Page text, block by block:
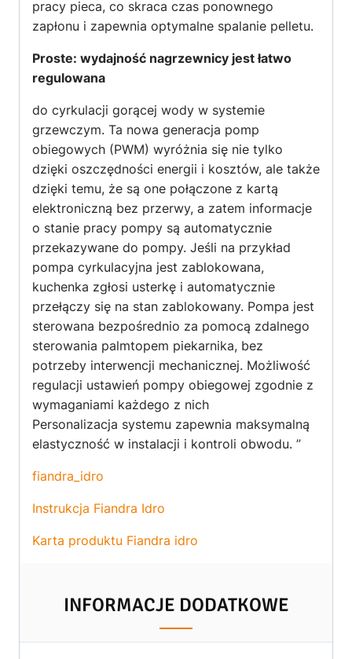
pracy pieca, co skraca czas ponownego
zapłonu i zapewnia optymalne spalanie pelletu.
Proste: wydajność nagrzewnicy jest łatwo
regulowana
do cyrkulacji gorącej wody w systemie
grzewczym. Ta nowa generacja pomp
obiegowych (PWM) wyróżnia się nie tylko
dzięki oszczędności energii i kosztów, ale także
dzięki temu, że są one połączone z kartą
elektroniczną bez przerwy, a zatem informacje
o stanie pracy pompy są automatycznie
przekazywane do pompy. Jeśli na przykład
pompa cyrkulacyjna jest zablokowana,
kuchenka zgłosi usterkę i automatycznie
przełączy się na stan zablokowany. Pompa jest
sterowana bezpośrednio za pomocą zdalnego
sterowania palmtopem piekarnika, bez
potrzeby interwencji mechanicznej. Możliwość
regulacji ustawień pompy obiegowej zgodnie z
wymaganiami każdego z nich
Personalizacja systemu zapewnia maksymalną
elastyczność w instalacji i kontroli obwodu. ”
fiandra_idro
Instrukcja Fiandra Idro
Karta produktu Fiandra idro
INFORMACJE DODATKOWE